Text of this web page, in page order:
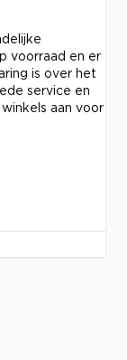
voorraad en er
is over het
service en
aan voor